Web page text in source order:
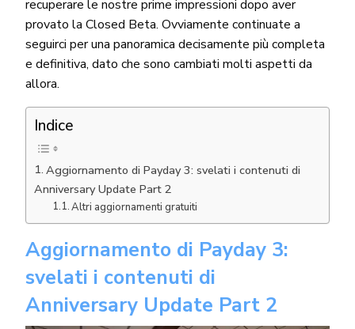
recuperare le nostre prime impressioni dopo aver
provato la Closed Beta. Ovviamente continuate a
seguirci per una panoramica decisamente più completa
e definitiva, dato che sono cambiati molti aspetti da
allora.
Indice
Aggiornamento di Payday 3: svelati i contenuti di
Anniversary Update Part 2
Altri aggiornamenti gratuiti
Aggiornamento di Payday 3:
svelati i contenuti di
Anniversary Update Part 2